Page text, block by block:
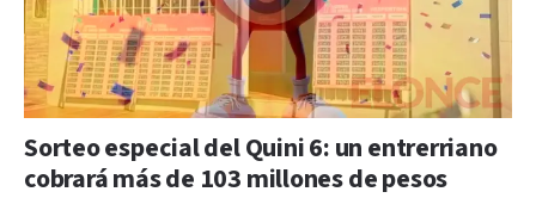
Sorteo especial del Quini 6: un entrerriano
cobrará más de 103 millones de pesos